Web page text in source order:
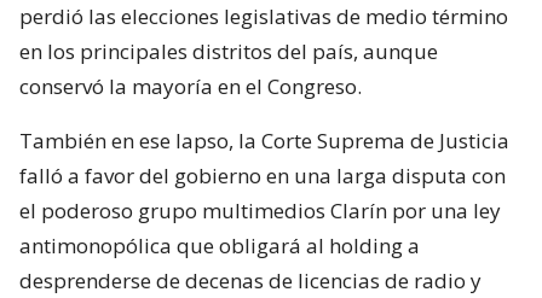
perdió las elecciones legislativas de medio término
en los principales distritos del país, aunque
conservó la mayoría en el Congreso.
También en ese lapso, la Corte Suprema de Justicia
falló a favor del gobierno en una larga disputa con
el poderoso grupo multimedios Clarín por una ley
antimonopólica que obligará al holding a
desprenderse de decenas de licencias de radio y